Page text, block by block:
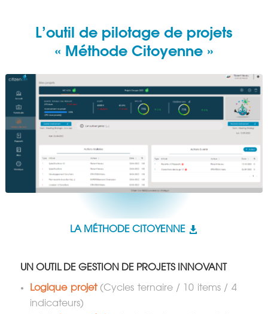
L’outil de pilotage de projets
« Méthode Citoyenne »
LA MÉTHODE CITOYENNE
UN OUTIL DE GESTION DE PROJETS INNOVANT
Logique projet(Cycles ternaire / 10 items / 4
indicateurs)